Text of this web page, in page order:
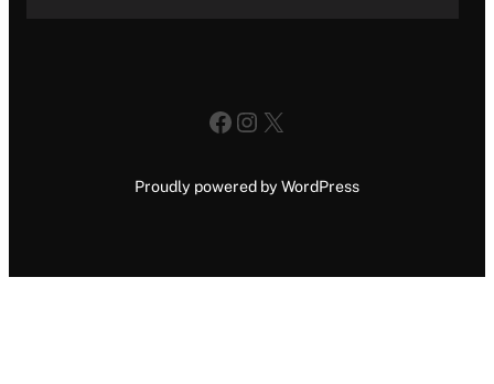
Facebook
Instagram
X
Proudly powered by WordPress